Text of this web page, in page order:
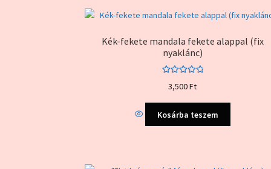
Kék-fekete mandala fekete alappal (fix
nyaklánc)
5.00 / 5
3,500Ft
Kosárba teszem